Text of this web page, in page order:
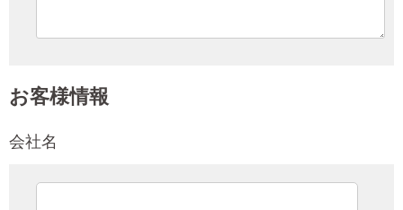
お客様情報
会社名